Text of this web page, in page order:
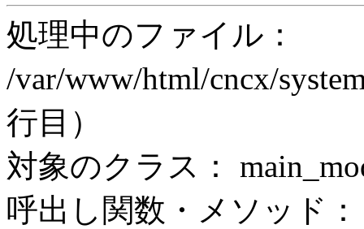
処理中のファイル：
/var/www/html/cncx/
行目）
対象のクラス：
呼出し関数・メソッド：